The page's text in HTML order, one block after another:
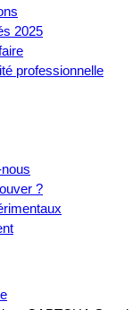
2025
professionnelle
?